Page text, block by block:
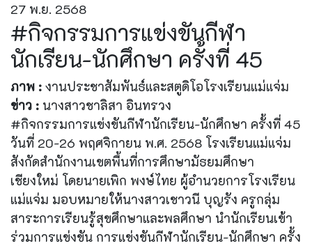
27 พ.ย. 2568
#กิจกรรมการแข่งขันกีฬา
นักเรียน-นักศึกษา ครั้งที่ 45
ภาพ : งานประชาสัมพันธ์และสตูดิโอโรงเรียนแม่แจ่ม
ข่าว : นางสาวชาลิสา อินทรวง
#กิจกรรมการแข่งขันกีฬานักเรียน-นักศึกษา ครั้งที่ 45
วันที่ 20-26 พฤศจิกายน พ.ศ. 2568 โรงเรียนแม่แจ่ม
สังกัดสำนักงานเขตพื้นที่การศึกษามัธยมศึกษา
เชียงใหม่ โดยนายเพิก พงษ์ไทย ผู้อำนวยการโรงเรียน
แม่แจ่ม มอบหมายให้นางสาวเชาวนี บุญรัง ครูกลุ่ม
สาระการเรียนรู้สุขศึกษาและพลศึกษา นำนักเรียนเข้า
ร่วมการแข่งขัน การแข่งขันกีฬานักเรียน-นักศึกษา ครั้ง